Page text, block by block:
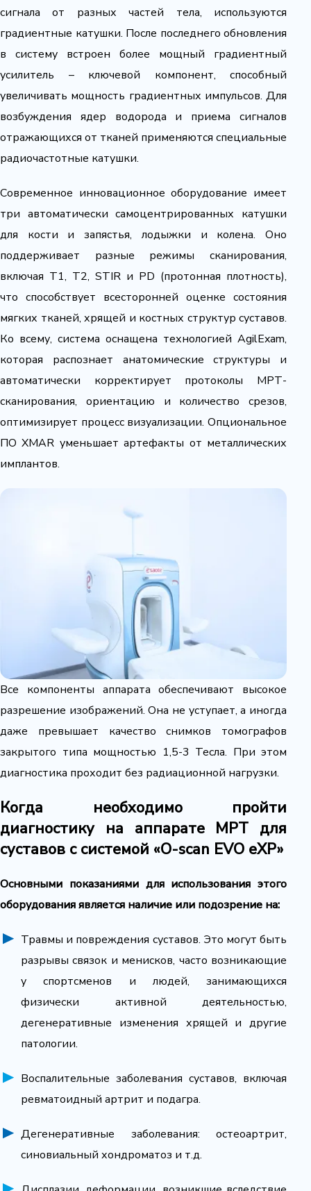
сигнала от разных частей тела, используются
градиентные катушки. После последнего обновления
в систему встроен более мощный градиентный
усилитель – ключевой компонент, способный
увеличивать мощность градиентных импульсов. Для
возбуждения ядер водорода и приема сигналов
отражающихся от тканей применяются специальные
радиочастотные катушки.
Современное инновационное оборудование имеет
три автоматически самоцентрированных катушки
для кости и запястья, лодыжки и колена. Оно
поддерживает разные режимы сканирования,
включая T1, T2, STIR и PD (протонная плотность),
что способствует всесторонней оценке состояния
мягких тканей, хрящей и костных структур суставов.
Ко всему, система оснащена технологией AgilExam,
которая распознает анатомические структуры и
автоматически корректирует протоколы МРТ-
сканирования, ориентацию и количество срезов,
оптимизирует процесс визуализации. Опциональное
ПО XMAR уменьшает артефакты от металлических
имплантов.
Все компоненты аппарата обеспечивают высокое
разрешение изображений. Она не уступает, а иногда
даже превышает качество снимков томографов
закрытого типа мощностью 1,5-3 Тесла. При этом
диагностика проходит без радиационной нагрузки.
Когда необходимо пройти
диагностику на аппарате МРТ для
суставов с системой «O-scan EVO eXP»
Основными показаниями для использования этого
оборудования является наличие или подозрение на:
Травмы и повреждения суставов. Это могут быть
разрывы связок и менисков, часто возникающие
у спортсменов и людей, занимающихся
физически активной деятельностью,
дегенеративные изменения хрящей и другие
патологии.
Воспалительные заболевания суставов, включая
ревматоидный артрит и подагра.
Дегенеративные заболевания: остеоартрит,
синовиальный хондроматоз и т.д.